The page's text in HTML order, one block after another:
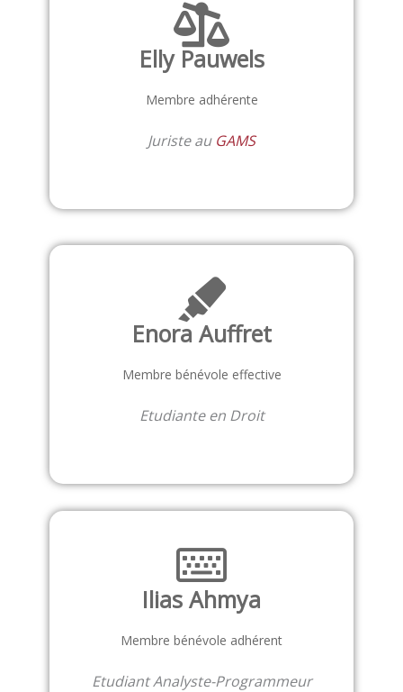
Elly Pauwels
Membre adhérente
Juriste au GAMS
Enora Auffret
Membre bénévole effective
Etudiante en Droit
Ilias Ahmya
Membre bénévole adhérent
Etudiant Analyste-Programmeur